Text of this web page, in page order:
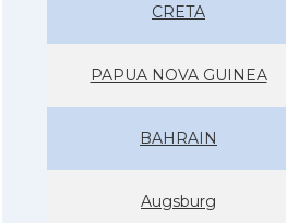
CRETA
PAPUA NOVA GUINEA
BAHRAIN
Augsburg